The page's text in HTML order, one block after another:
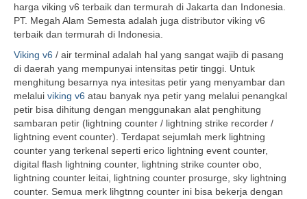
harga viking v6 terbaik dan termurah di Jakarta dan Indonesia.
PT. Megah Alam Semesta adalah juga distributor viking v6
terbaik dan termurah di Indonesia.
Viking v6 / air terminal adalah hal yang sangat wajib di pasang
di daerah yang mempunyai intensitas petir tinggi. Untuk
menghitung besarnya nya intesitas petir yang menyambar dan
melalui viking v6 atau banyak nya petir yang melalui penangkal
petir bisa dihitung dengan menggunakan alat penghitung
sambaran petir (lightning counter / lightning strike recorder /
lightning event counter). Terdapat sejumlah merk lightning
counter yang terkenal seperti erico lightning event counter,
digital flash lightning counter, lightning strike counter obo,
lightning counter leitai, lightning counter prosurge, sky lightning
counter. Semua merk lihgtnng counter ini bisa bekerja dengan